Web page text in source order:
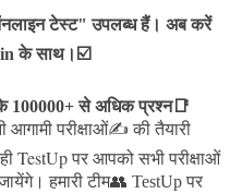
टेस्ट" उपलब्ध हैं। अब करें
के साथ।☑️
के 100000+ से अधिक प्रश्न📑
आगामी परीक्षाओं✍️ की तैयारी
TestUp पर आपको सभी परीक्षाओं
हमारी टीम👥 TestUp पर